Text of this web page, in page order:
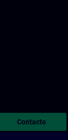
Contacto